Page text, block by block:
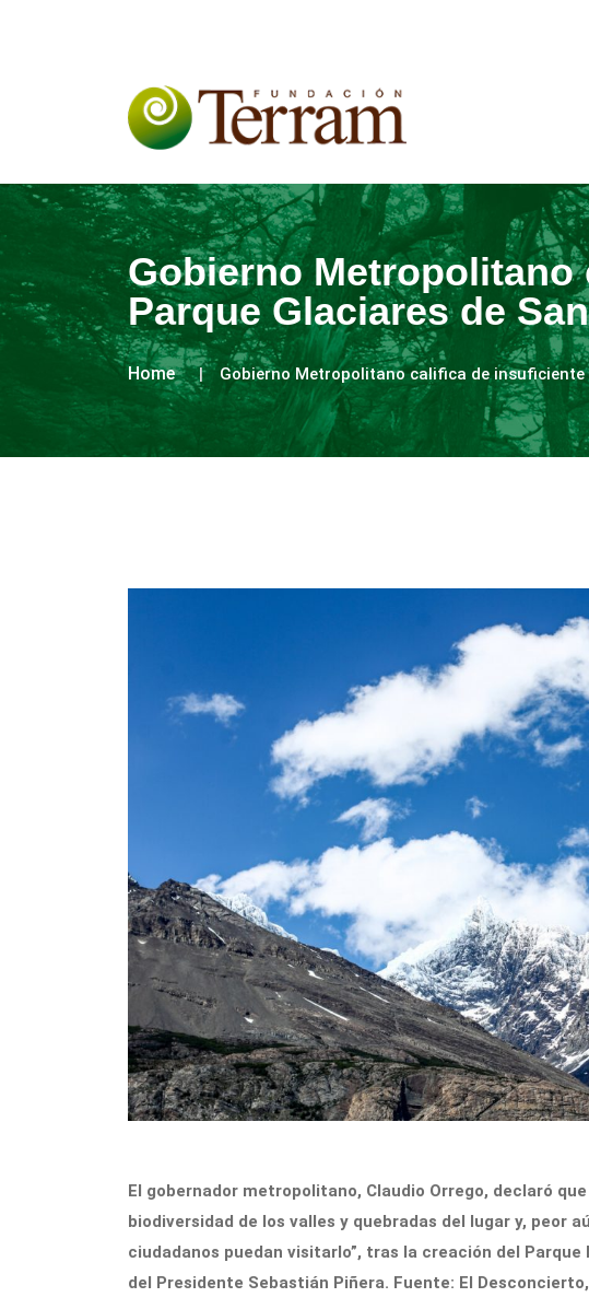
Gobierno
Parque Glaciares de
Home Gobierno Metropolitano califica de
El gobernador metropolitano, Claudio Orrego, declaró
biodiversidad de los valles y quebradas del lugar y, peor
ciudadanos puedan visitarlo”, tras la creación del
del Presidente Sebastián Piñera. Fuente: El